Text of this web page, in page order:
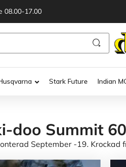
08.00-17.00
Stark Future Indian
doo Summit
September -19. Krockad